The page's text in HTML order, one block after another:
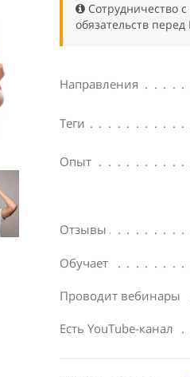
Сотрудничество
обязательств
Направления
Теги
Опыт
Отзывы
Обучает
Проводит вебинары
Есть YouTube-канал